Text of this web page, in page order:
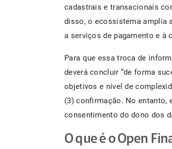
cadastrais e transacionais
disso, o ecossistema amplia
a serviços de pagamento e à
Para que essa troca de
deverá concluir “de forma
objetivos e nível de
(3) confirmação. No entanto,
consentimento do dono dos
O que é o Open